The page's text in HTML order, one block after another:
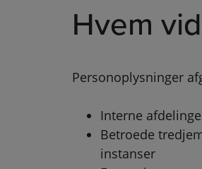
Hvem
Personoplysninger
Interne
Betroede
instanser